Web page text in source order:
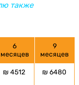
также
6
месяцев
9
месяцев
₪ 4512 ₪ 6480